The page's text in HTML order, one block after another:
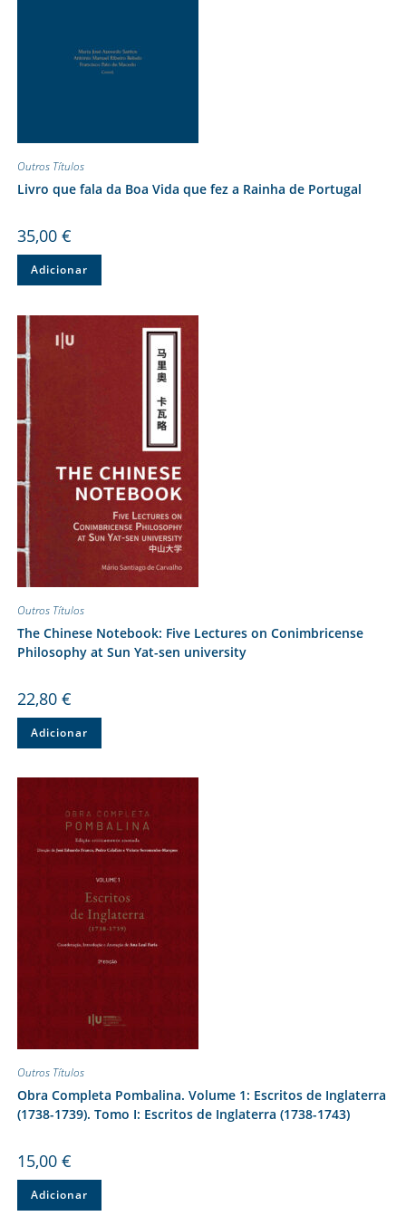
Outros Títulos
Livro que fala da Boa Vida que fez a Rainha de Portugal
35,00 €
Adicionar
Outros Títulos
The Chinese Notebook: Five Lectures on Conimbricense
Philosophy at Sun Yat-sen university
22,80 €
Adicionar
Outros Títulos
Obra Completa Pombalina. Volume 1: Escritos de Inglaterra
(1738-1739). Tomo I: Escritos de Inglaterra (1738-1743)
15,00 €
Adicionar